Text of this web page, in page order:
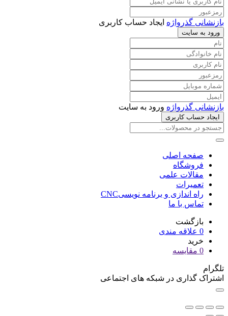
بازنشانی گذرواژه ایجاد حساب کاربری
ورود به سایت
بازنشانی گذرواژه ورود به سایت
ایجاد حساب کاربری
صفحه اصلی
فروشگاه
مقالات علمی
تعمیرات
راه اندازی و برنامه نویسیCNC
تماس با ما
بازگشت
0 علاقه مندی
خرید
0 مقایسه
تلگرام
اشتراک گذاری در شبکه های اجتماعی